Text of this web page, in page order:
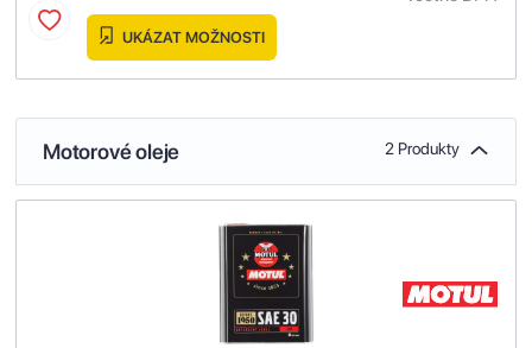
UKÁZAT MOŽNOSTI
Motorové oleje 2 Produkty